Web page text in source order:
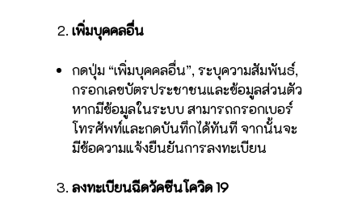
เพิ่มบุคคลอื่น
กดปุ่ม “เพิ่มบุคคลอื่น”, ระบุความสัมพันธ์,
กรอกเลขบัตรประชาชนและข้อมูลส่วนตัว
หากมีข้อมูลในระบบ สามารถกรอกเบอร์
โทรศัพท์และกดบันทึกได้ทันที จากนั้นจะ
มีข้อความแจ้งยืนยันการลงทะเบียน
ลงทะเบียนฉีดวัคซีนโควิด 19